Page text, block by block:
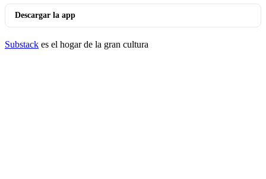
Descargar la app
Substack es el hogar de la gran cultura